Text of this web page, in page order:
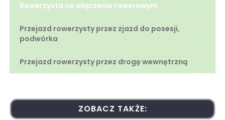
Rowerzysta na włączeniu rowerowym
Przejazd rowerzysty przez zjazd do posesji,
podwórka
Przejazd rowerzysty przez drogę wewnętrzną
ZOBACZ TAKŻE: